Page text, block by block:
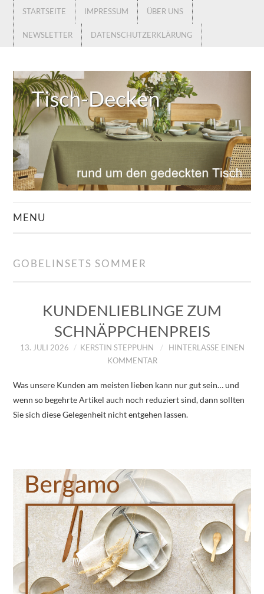
STARTSEITE IMPRESSUM ÜBER UNS
NEWSLETTER DATENSCHUTZERKLÄRUNG
MENU
ÜBER UNS
ZUM SHOP
DATENSCHUTZERKLÄRUNG
GOBELINSETS SOMMER
KUNDENLIEBLINGE ZUM
SCHNÄPPCHENPREIS
13. JULI 2026 KERSTIN STEPPUHN
HINTERLASSE EINEN
KOMMENTAR
Was unsere Kunden am meisten lieben kann nur gut sein… und
wenn so begehrte Artikel auch noch reduziert sind, dann sollten
Sie sich diese Gelegenheit nicht entgehen lassen.